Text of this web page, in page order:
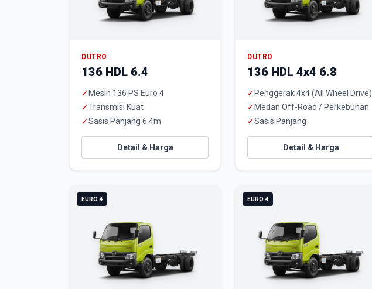
DUTRO
136 HDL 6.4
✓ Mesin 136 PS Euro 4
✓Transmisi Kuat
✓Sasis Panjang 6.4m
Detail & Harga
DUTRO
136 HDL 4x4 6.8
✓ Penggerak 4x4 (All Wheel Drive)
✓ Medan Off-Road / Perkebunan
✓Sasis Panjang
Detail & Harga
EURO 4 EURO 4